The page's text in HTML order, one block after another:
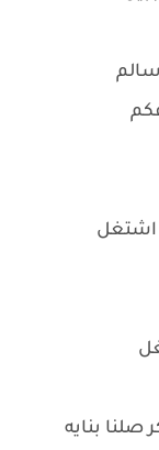
سالم
اشتغل
بنايه